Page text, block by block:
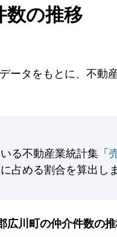
数の推移
ータをもとに、不
る不動産業統計集「
占める割合を算出しま
広川町の仲介件数の推